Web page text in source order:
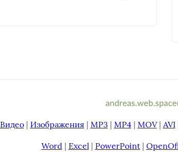
Видео| Изображения | MP3 | MP4| MOV| AVI
Word | Excel| PowerPoint|